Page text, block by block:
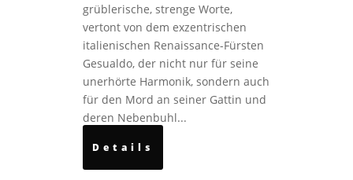
grüblerische, strenge Worte,
vertont von dem exzentrischen
italienischen Renaissance-Fürsten
Gesualdo, der nicht nur für seine
unerhörte Harmonik, sondern auch
für den Mord an seiner Gattin und
deren Nebenbuhl...
Details